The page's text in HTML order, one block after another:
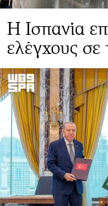
Η Ισπανία
ελέγχους σε